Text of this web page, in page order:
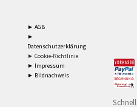
► AGB
►
Datenschutzerklärung
► Cookie-Richtlinie
► Impressum
► Bildnachweis
Schnell